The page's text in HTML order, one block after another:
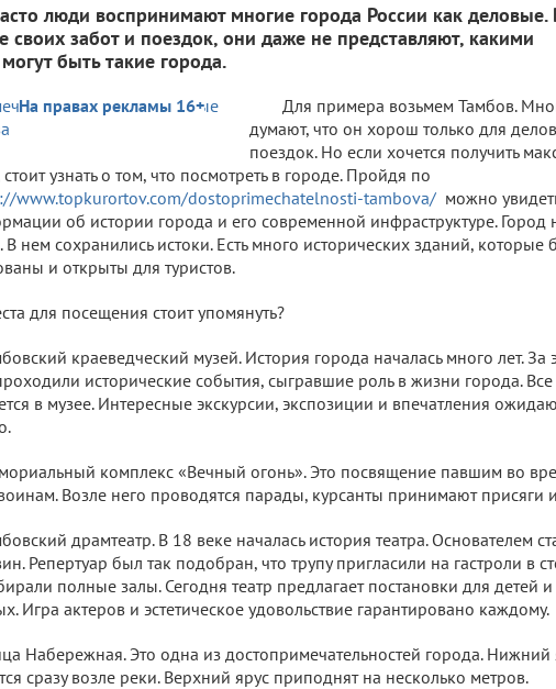
люди воспринимают многие города России как деловые.
своих забот и поездок, они даже не представляют, какими
быть такие города.
На правах рекламы 16+
Для примера возьмем Тамбов.
думают, что он хорош только для
поездок. Но если хочется получить
узнать о том, что посмотреть в городе. Пройдя по
www.topkurortov.com/dostoprimechatelnosti-tambova/ можно
об истории города и его современной инфраструктуре. Город
В нем сохранились истоки. Есть много исторических зданий, которые
и открыты для туристов.
для посещения стоит упомянуть?
краеведческий музей. История города началась много лет. За
исторические события, сыгравшие роль в жизни города. Все
в музее. Интересные экскурсии, экспозиции и впечатления
комплекс «Вечный огонь». Это посвящение павшим во
Возле него проводятся парады, курсанты принимают присяги
драмтеатр. В 18 веке началась история театра. Основателем
Репертуар был так подобран, что трупу пригласили на гастроли в
полные залы. Сегодня театр предлагает постановки для детей и
Игра актеров и эстетическое удовольствие гарантировано каждому.
Набережная. Это одна из достопримечательностей города. Нижний
сразу возле реки. Верхний ярус приподнят на несколько метров.